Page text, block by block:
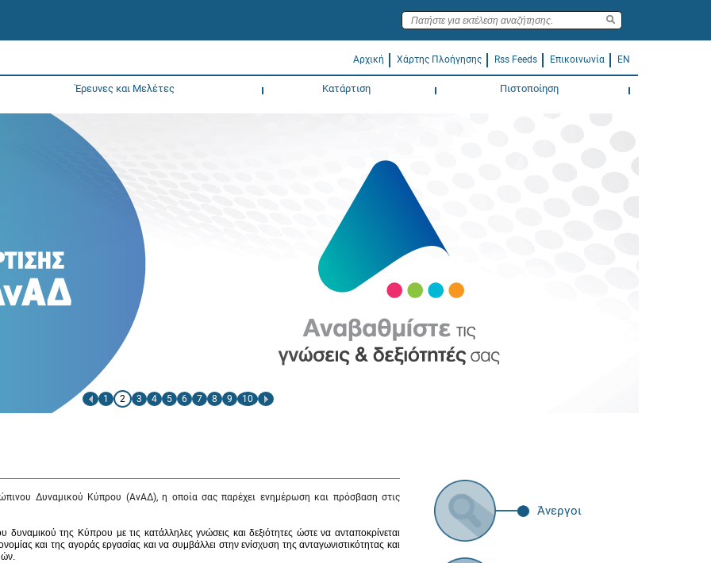
Αρχική Χάρτης Πλοήγησης Rss Feeds Επικοινωνία EN
Έρευνες και Μελέτες Κατάρτιση Πιστοποίηση
1 2 3 4 5 6 7 8 9 10
Δυναμικού Κύπρου (ΑνΑΔ), η οποία σας παρέχει ενημέρωση και πρόσβαση στις
της Κύπρου με τις κατάλληλες γνώσεις και δεξιότητες ώστε να ανταποκρίνεται
και της αγοράς εργασίας και να συμβάλλει στην ενίσχυση της ανταγωνιστικότητας και
Άνεργοι